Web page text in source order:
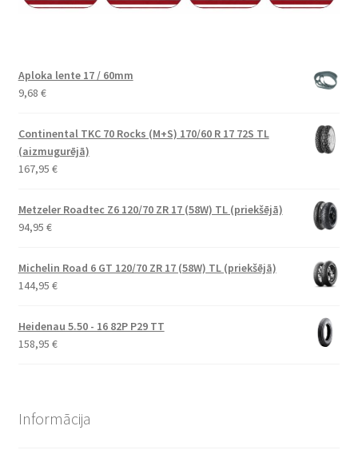
Aploka lente 17 / 60mm
9,68 €
Continental TKC 70 Rocks (M+S) 170/60 R 17 72S TL
(aizmugurējā)
167,95 €
Metzeler Roadtec Z6 120/70 ZR 17 (58W) TL (priekšējā)
94,95 €
Michelin Road 6 GT 120/70 ZR 17 (58W) TL (priekšējā)
144,95 €
Heidenau 5.50 - 16 82P P29 TT
158,95 €
Informācija